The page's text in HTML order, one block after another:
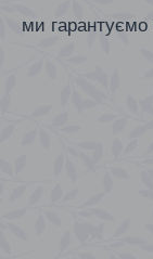
ми гарантуємо